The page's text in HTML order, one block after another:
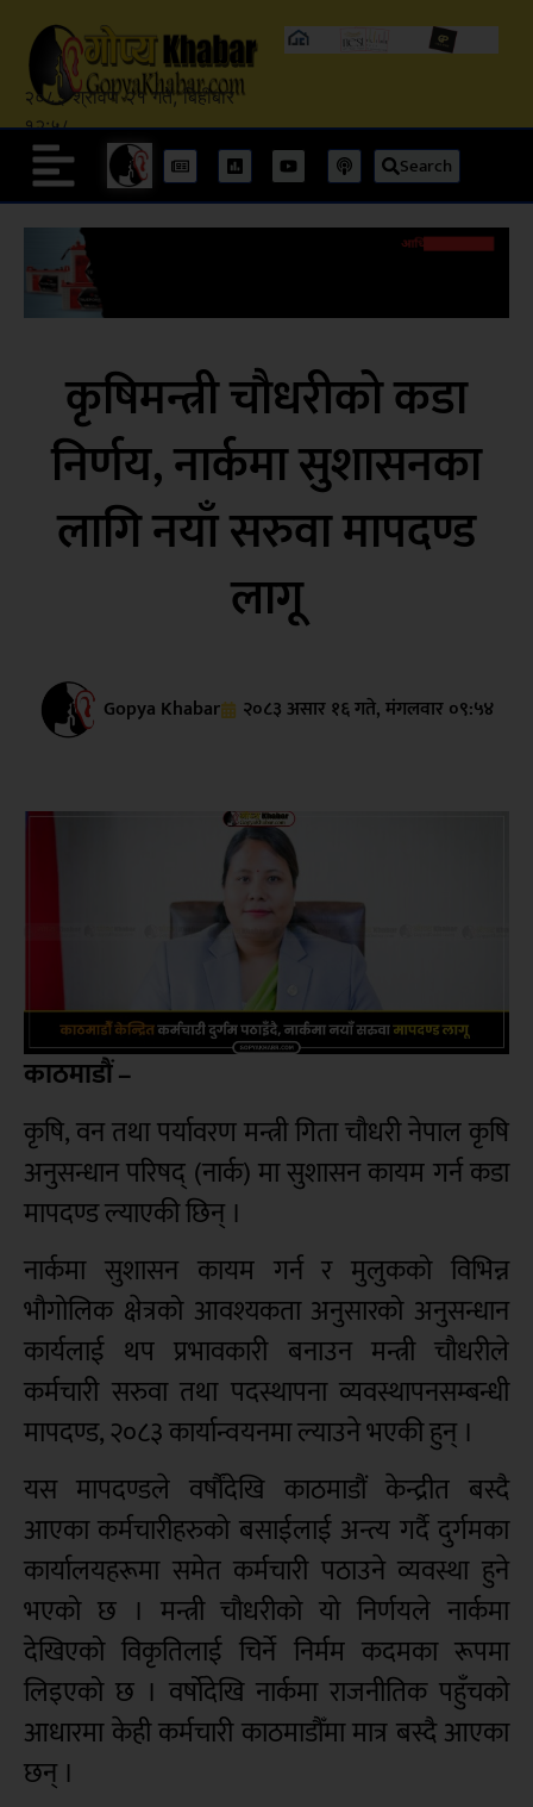
२०८३ श्रावण २१ गते, बिहीबार
१२:५८
Search
कृषिमन्त्री चौधरीको कडा
निर्णय, नार्कमा सुशासनका
लागि नयाँ सरुवा मापदण्ड
लागू
Gopya Khabar २०८३ असार १६ गते, मंगलवार ०९:५४
काठमाडौं –
कृषि, वन तथा पर्यावरण मन्त्री गिता चौधरी नेपाल कृषि
अनुसन्धान परिषद् (नार्क) मा सुशासन कायम गर्न कडा
मापदण्ड ल्याएकी छिन् ।
नार्कमा सुशासन कायम गर्न र मुलुकको विभिन्न
भौगोलिक क्षेत्रको आवश्यकता अनुसारको अनुसन्धान
कार्यलाई थप प्रभावकारी बनाउन मन्त्री चौधरीले
कर्मचारी सरुवा तथा पदस्थापना व्यवस्थापनसम्बन्धी
मापदण्ड, २०८३ कार्यान्वयनमा ल्याउने भएकी हुन् ।
यस मापदण्डले वर्षौंदेखि काठमाडौं केन्द्रीत बस्दै
आएका कर्मचारीहरुको बसाईलाई अन्त्य गर्दै दुर्गमका
कार्यालयहरूमा समेत कर्मचारी पठाउने व्यवस्था हुने
भएको छ । मन्त्री चौधरीको यो निर्णयले नार्कमा
देखिएको विकृतिलाई चिर्ने निर्मम कदमका रूपमा
लिइएको छ । वर्षोदेखि नार्कमा राजनीतिक पहुँचको
आधारमा केही कर्मचारी काठमाडौँमा मात्र बस्दै आएका
छन् ।